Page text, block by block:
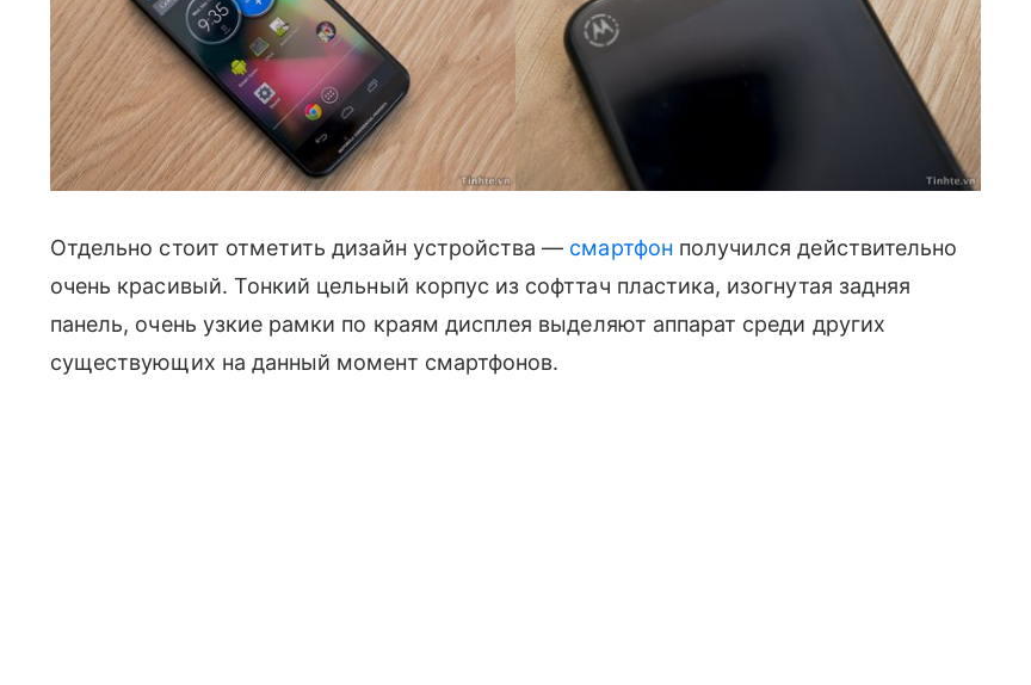
Отдельно стоит отметить дизайн устройства — смартфон получился действительно
очень красивый. Тонкий цельный корпус из софттач пластика, изогнутая задняя
панель, очень узкие рамки по краям дисплея выделяют аппарат среди других
существующих на данный момент смартфонов.